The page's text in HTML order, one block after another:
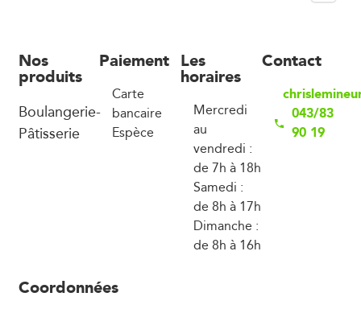
Nos
produits
Boulangerie-
Pâtisserie
Paiement
Carte
bancaire
Espèce
Les
horaires
Mercredi
au
vendredi :
de 7h à 18h
Samedi :
de 8h à 17h
Dimanche :
de 8h à 16h
Contact
043/83
90 19
Coordonnées